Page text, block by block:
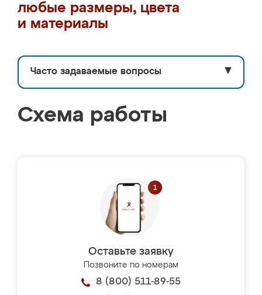
любые размеры, цвета
и материалы
Часто задаваемые вопросы ▼
Схема работы
Оставьте заявку
Позвоните по номерам
8 (800) 511-89-55